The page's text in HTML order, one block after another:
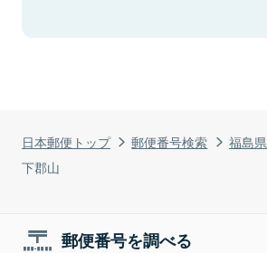
日本郵便トップ 郵便番号検索 福島県
下郡山
郵便番号を調べる